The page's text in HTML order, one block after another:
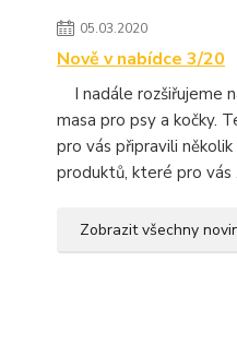
05.03.2020
Nově v nabídce 3/20
I nadále rozšiřujeme
masa pro psy a kočky.
pro vás připravili
produktů, které pro vás
Zobrazit všechny